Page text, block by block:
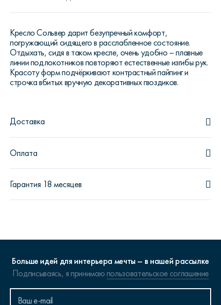
Кресло Сольвер дарит безупречный комфорт,
погружающий сидящего в расслабленное состояние.
Отдыхать, сидя в таком кресле, очень удобно – плавные
линии подлокотников повторяют естественные изгибы рук.
Красоту форм подчёркивают контрастный пайпинг и
строчка вбитых вручную декоративных гвоздиков.
Доставка
Оплата
Гарантия 18 месяцев
Больше идей для интерьера мечты – в нашей рассылке
Подписываясь, я принимаюпользовательское соглашение